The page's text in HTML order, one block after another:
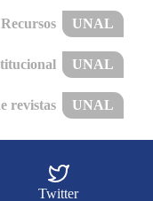
Recursos UNAL
UNAL
revistas UNAL
Twitter